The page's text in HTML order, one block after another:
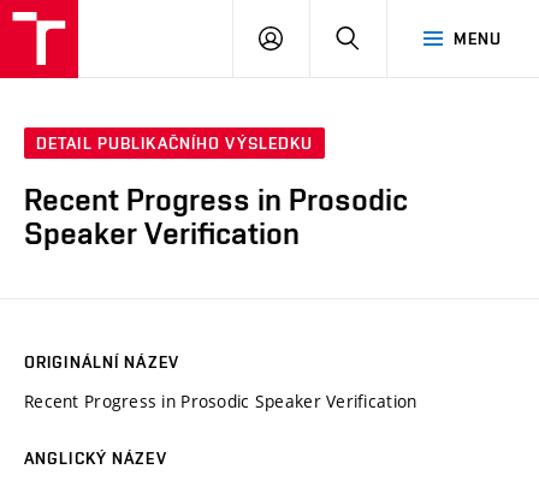
MENU
PŘIHLÁSIT
DETAIL PUBLIKAČNÍHO VÝSLEDKU
Recent Progress in Prosodic
Speaker Verification
ORIGINÁLNÍ NÁZEV
Recent Progress in Prosodic Speaker Verification
ANGLICKÝ NÁZEV